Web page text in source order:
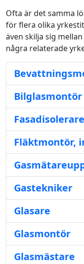
Ofta är det samma
för flera olika
även skilja sig
några relaterade
Bilglasmontör
Fasadisolerare
Fläktmontör,
Gastekniker
Glasare
Glasmontör
Glasmästare